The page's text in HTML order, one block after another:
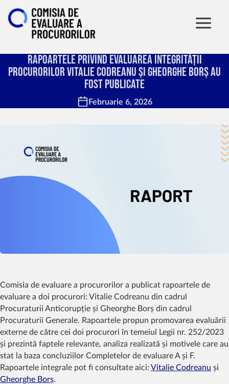
Rapoartele privind evaluarea integrității
procurorilor Vitalie Codreanu și Gheorghe Borș au
fost publicate
Februarie 6, 2026
Comisia de evaluare a procurorilor a publicat rapoartele de
evaluare a doi procurori: Vitalie Codreanu din cadrul
Procuraturii Anticorupție și Gheorghe Borș din cadrul
Procuraturii Generale. Rapoartele propun promovarea evaluării
externe de către cei doi procurori în temeiul Legii nr. 252/2023
și prezintă faptele relevante, analiza realizată și motivele care au
stat la baza concluziilor Completelor de evaluare A și F.
Rapoartele integrale pot fi consultate aici: Vitalie Codreanu și
Gheorghe Borș.